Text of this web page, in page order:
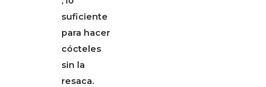
suficiente
para hacer
cócteles
sin la
resaca.